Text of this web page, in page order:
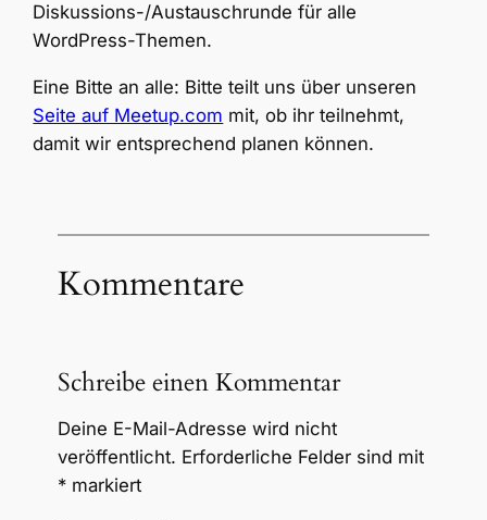
Diskussions-/Austauschrunde für alle
WordPress-Themen.
Eine Bitte an alle: Bitte teilt uns über unseren
Seite auf Meetup.com mit, ob ihr teilnehmt,
damit wir entsprechend planen können.
Kommentare
Schreibe einen Kommentar
Deine E-Mail-Adresse wird nicht
veröffentlicht. Erforderliche Felder sind mit
*markiert